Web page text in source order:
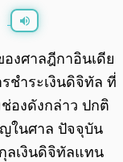
0:00/ 0:00
องศาลฎีกาอินเดีย
ชำระเงินดิจิทัล ที่
องดังกล่าว ปกติ
ในศาล ปัจจุบัน
ลเงินดิจิทัลแทน